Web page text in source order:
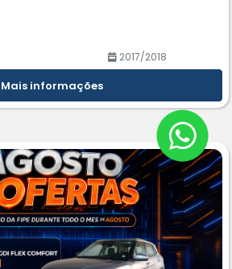
2017/2018
Mais informações